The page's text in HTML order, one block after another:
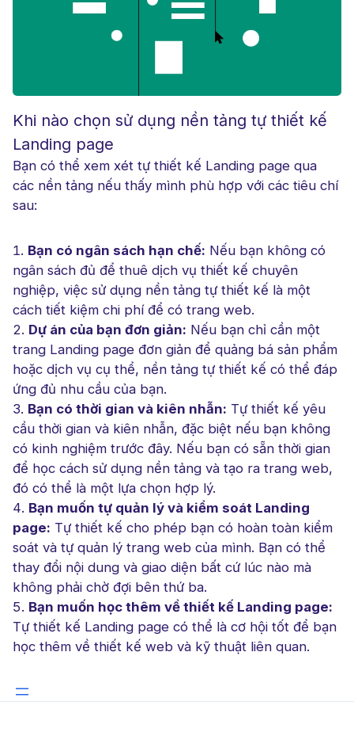
Khi nào chọn sử dụng nền tảng tự thiết kế
Landing page
Bạn có thể xem xét tự thiết kế Landing page qua
các nền tảng nếu thấy mình phù hợp với các tiêu chí
sau:
Bạn có ngân sách hạn chế: Nếu bạn không có
ngân sách đủ để thuê dịch vụ thiết kế chuyên
nghiệp, việc sử dụng nền tảng tự thiết kế là một
cách tiết kiệm chi phí để có trang web.
Dự án của bạn đơn giản: Nếu bạn chỉ cần một
trang Landing page đơn giản để quảng bá sản phẩm
hoặc dịch vụ cụ thể, nền tảng tự thiết kế có thể đáp
ứng đủ nhu cầu của bạn.
Bạn có thời gian và kiên nhẫn: Tự thiết kế yêu
cầu thời gian và kiên nhẫn, đặc biệt nếu bạn không
có kinh nghiệm trước đây. Nếu bạn có sẵn thời gian
để học cách sử dụng nền tảng và tạo ra trang web,
đó có thể là một lựa chọn hợp lý.
Bạn muốn tự quản lý và kiểm soát Landing
page: Tự thiết kế cho phép bạn có hoàn toàn kiểm
soát và tự quản lý trang web của mình. Bạn có thể
thay đổi nội dung và giao diện bất cứ lúc nào mà
không phải chờ đợi bên thứ ba.
Bạn muốn học thêm về thiết kế Landing page:
Tự thiết kế Landing page có thể là cơ hội tốt để bạn
học thêm về thiết kế web và kỹ thuật liên quan.